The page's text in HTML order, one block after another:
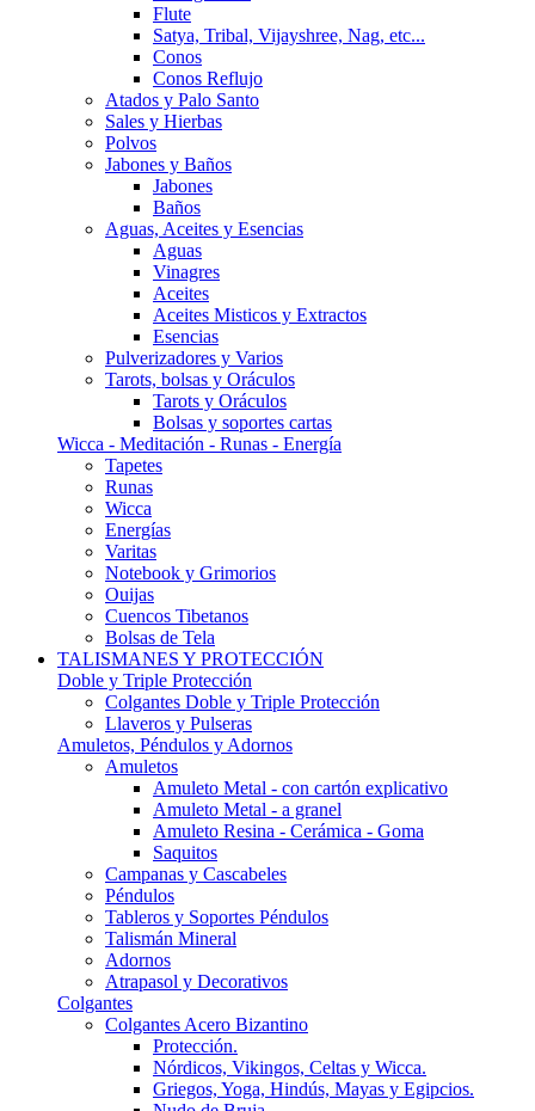
Flute
Satya, Tribal, Vijayshree, Nag, etc...
Conos
Conos Reflujo
Atados y Palo Santo
Sales y Hierbas
Polvos
Jabones y Baños
Jabones
Baños
Aguas, Aceites y Esencias
Aguas
Vinagres
Aceites
Aceites Misticos y Extractos
Esencias
Pulverizadores y Varios
Tarots, bolsas y Oráculos
Tarots y Oráculos
Bolsas y soportes cartas
Wicca - Meditación - Runas - Energía
Tapetes
Runas
Wicca
Energías
Varitas
Notebook y Grimorios
Ouijas
Cuencos Tibetanos
Bolsas de Tela
TALISMANES Y PROTECCIÓN
Doble y Triple Protección
Colgantes Doble y Triple Protección
Llaveros y Pulseras
Amuletos, Péndulos y Adornos
Amuletos
Amuleto Metal - con cartón explicativo
Amuleto Metal - a granel
Amuleto Resina - Cerámica - Goma
Saquitos
Campanas y Cascabeles
Péndulos
Tableros y Soportes Péndulos
Talismán Mineral
Adornos
Atrapasol y Decorativos
Colgantes
Colgantes Acero Bizantino
Protección.
Nórdicos, Vikingos, Celtas y Wicca.
Griegos, Yoga, Hindús, Mayas y Egipcios.